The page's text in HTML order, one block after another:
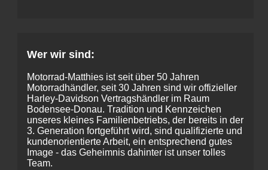
Wer wir sind:
Motorrad-Matthies ist seit über 50 Jahren
Motorradhändler, seit 30 Jahren sind wir offizieller
Harley-Davidson Vertragshändler im Raum
Bodensee-Donau. Tradition und Kennzeichen
unseres kleines Familienbetriebs, der bereits in der
3. Generation fortgeführt wird, sind qualifizierte und
kundenorientierte Arbeit, ein entsprechend gutes
Image - das Geheimnis dahinter ist unser tolles
Team.